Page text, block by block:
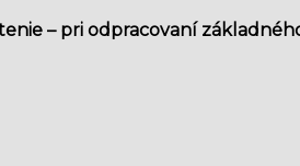
– pri odpracovaní